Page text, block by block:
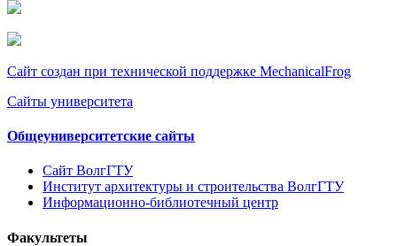
Сайт создан при технической поддержке MechanicalFrog
Сайты университета
Общеуниверситетские сайты
Сайт ВолгГТУ
Институт архитектуры и строительства ВолгГТУ
Информационно-библиотечный центр
Факультеты